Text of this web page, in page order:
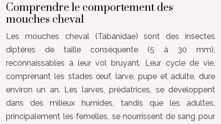
Comprendre le comportement des
mouches cheval
Les mouches cheval (Tabanidae) sont des insectes
diptères de taille conséquente (5 à 30 mm),
reconnaissables à leur vol bruyant. Leur cycle de vie,
comprenant les stades œuf, larve, pupe et adulte, dure
environ un an. Les larves, prédatrices, se développent
dans des milieux humides, tandis que les adultes,
principalement les femelles, se nourrissent de sang pour